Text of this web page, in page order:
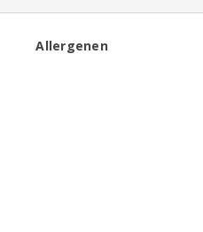
Allergenen